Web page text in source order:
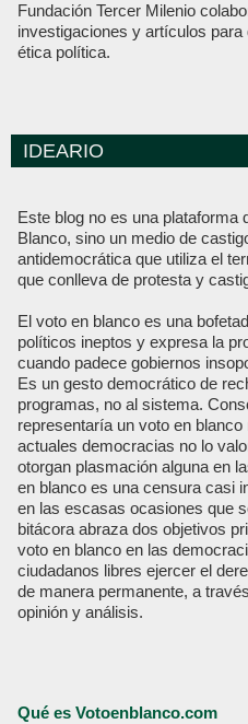
Fundación Tercer Milenio
investigaciones y artículos
ética política.
IDEARIO
Este blog no es una plataforma
Blanco, sino un medio de
antidemocrática que utiliza el
que conlleva de protesta y
El voto en blanco es una
políticos ineptos y expresa la
cuando padece gobiernos
Es un gesto democrático de
programas, no al sistema.
representaría un voto en
actuales democracias no lo
otorgan plasmación alguna en
en blanco es una censura casi
en las escasas ocasiones que
bitácora abraza dos objetivos
voto en blanco en las
ciudadanos libres ejercer el
de manera permanente, a
opinión y análisis.
Qué es Votoenblanco.com